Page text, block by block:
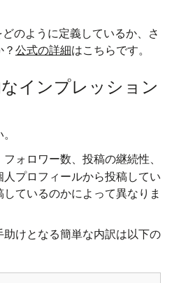
のように定義しているか、さ
公式の詳細はこちらです。
インプレッション
フォロワー数、 投稿の継続性、
人プロフィールから投稿してい
ているのかによって異なりま
助けとなる簡単な内訳は以下の